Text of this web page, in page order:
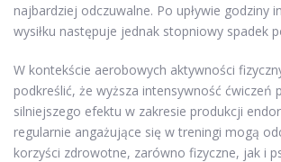
najbardziej odczuwalne. Po upływie godziny
wysiłku następuje jednak stopniowy spadek
W kontekście aerobowych aktywności
podkreślić, że wyższa intensywność ćwiczeń
silniejszego efektu w zakresie produkcji
regularnie angażujące się w treningi mogą
korzyści zdrowotne, zarówno fizyczne, jak i